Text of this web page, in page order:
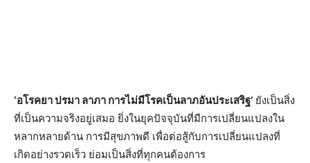
‘อโรคยา ปรมา ลาภา การไม่มีโรคเป็นลาภอันประเสริฐ’ ยังเป็นสิ่ง
ที่เป็นความจริงอยู่เสมอ ยิ่งในยุคปัจจุบันที่มีการเปลี่ยนแปลงใน
หลากหลายด้าน การมีสุขภาพดี เพื่อต่อสู้กับการเปลี่ยนแปลงที่
เกิดอย่างรวดเร็ว ย่อมเป็นสิ่งที่ทุกคนต้องการ